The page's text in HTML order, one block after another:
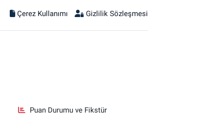
Çerez Kullanımı Gizlilik Sözleşmesi
Puan Durumu ve Fikstür